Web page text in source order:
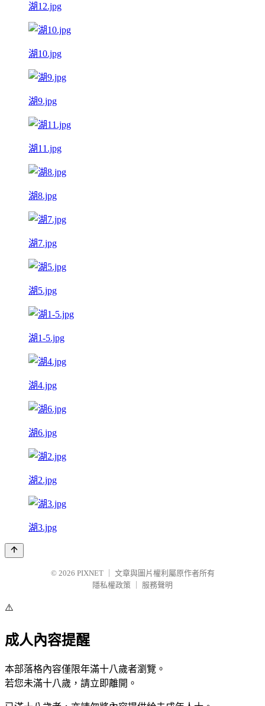
湖12.jpg
湖10.jpg
湖9.jpg
湖11.jpg
湖8.jpg
湖7.jpg
湖5.jpg
湖1-5.jpg
湖4.jpg
湖6.jpg
湖2.jpg
湖3.jpg
© 2026 PIXNET
文章與圖片權利屬原作者所有
隱私權政策
服務聲明
⚠️
成人內容提醒
本部落格內容僅限年滿十八歲者瀏覽。
若您未滿十八歲，請立即離開。